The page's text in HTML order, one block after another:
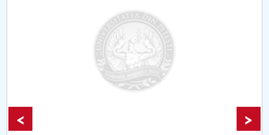
Comisie de etica unversitară
Accesibilitate pentru studenții cu dizabilități
< >